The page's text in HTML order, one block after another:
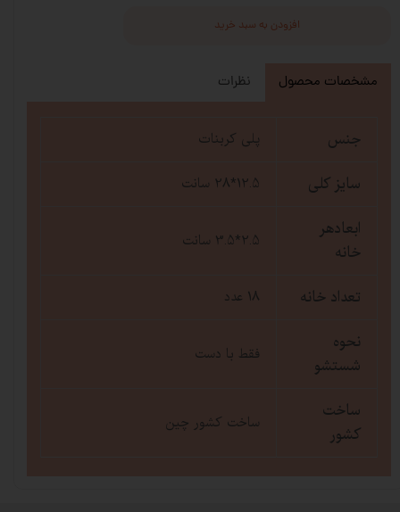
افزودن به سبد خرید
مشخصات محصول نظرات
جنس پلی کربنات
سایز کلی 12.5*28 سانت
ابعادهر
خانه
2.5*3.5 سانت
تعداد خانه 18 عدد
نحوه
شستشو
فقط با دست
ساخت
کشور
ساخت کشور چین